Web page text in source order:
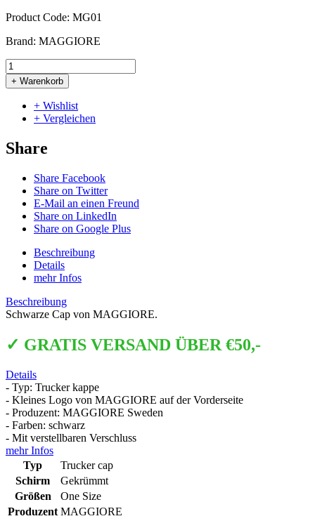
Product Code: MG01
Brand: MAGGIORE
+ Warenkorb
+ Wishlist
+ Vergleichen
Share
Share Facebook
Share on Twitter
E-Mail an einen Freund
Share on LinkedIn
Share on Google Plus
Beschreibung
Details
mehr Infos
Beschreibung
Schwarze Cap von MAGGIORE.
✓ GRATIS VERSAND ÜBER €50,-
Details
- Typ: Trucker kappe
- Kleines Logo von MAGGIORE auf der Vorderseite
- Produzent: MAGGIORE Sweden
- Farben: schwarz
- Mit verstellbaren Verschluss
mehr Infos
Typ
Trucker cap
Schirm
Gekrümmt
Größen
One Size
Produzent MAGGIORE